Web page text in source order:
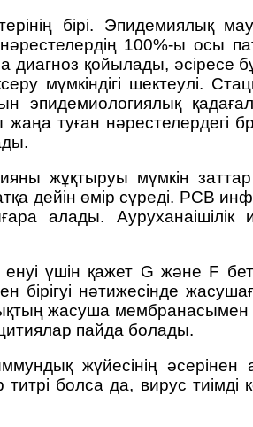
бірі. Эпидемиялық
100%-ы осы
диагноз қойылады,
мүмкіндігі шектеулі.
қадағалау
туған нәрестелердегі
жұқтыруы мүмкін
дейін өмір сүреді. РСВ
алады. Ауруханаішілік
үшін қажет G және F
нәтижесінде
жасуша
пайда болады.
жүйесінің әсерінен
титрі болса да, вирус